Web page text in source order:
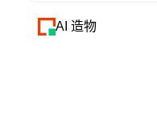
AI 造物